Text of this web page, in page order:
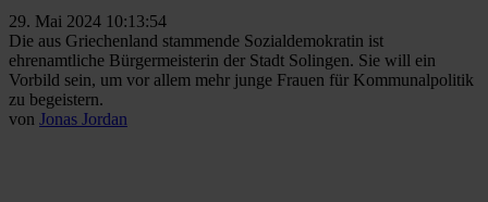
29. Mai 2024 10:13:54
Die aus Griechenland stammende Sozialdemokratin ist
ehrenamtliche Bürgermeisterin der Stadt Solingen. Sie will ein
Vorbild sein, um vor allem mehr junge Frauen für Kommunalpolitik
zu begeistern.
von Jonas Jordan